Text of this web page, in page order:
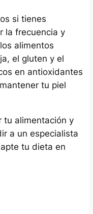
si tienes
la frecuencia y
alimentos
el gluten y el
en antioxidantes
tu piel
tu alimentación y
a un especialista
tu dieta en